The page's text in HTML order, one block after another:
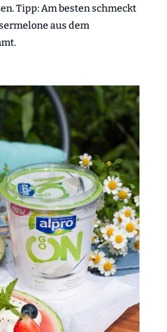
Tipp: Am besten schmeckt
aus dem